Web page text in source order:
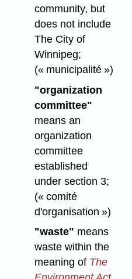
community, but
does not include
The City of
Winnipeg;
(« municipalité »)
"organization
committee"
means an
organization
committee
established
under section 3;
(« comité
d'organisation »)
"waste" means
waste within the
meaning of The